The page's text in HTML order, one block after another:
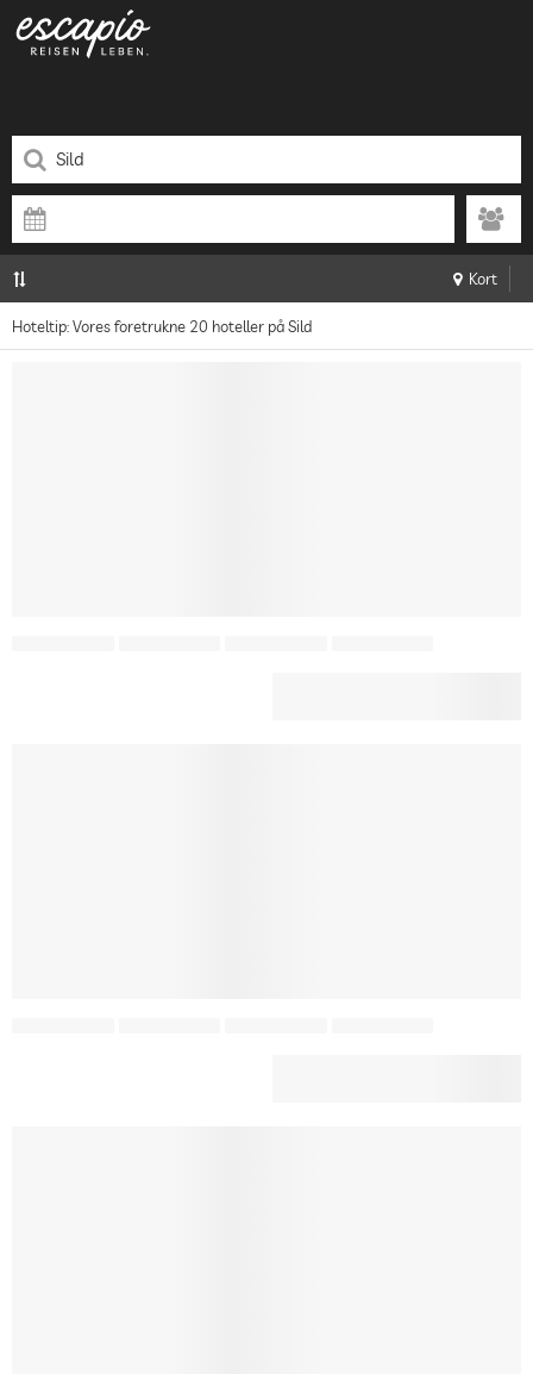
Kort
Hoteltip: Vores foretrukne 20 hoteller på Sild